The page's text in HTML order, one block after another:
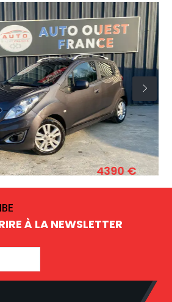
82 CV
4390 € 2011
À LA NEWSLETTER